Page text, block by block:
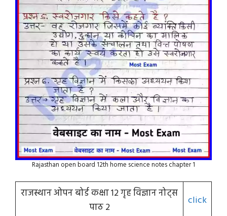
Rajasthan open board 12th home science notes chapter 1
राजस्थान ओपन बोर्ड कक्षा 12 गृह विज्ञान नोट्स
पाठ 2
click